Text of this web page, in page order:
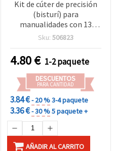
Kit de cúter de precisión
(bisturí) para
manualidades con 13
cuchillas y caja de
Sku: 506823
4.80€ 1-2 paquete
DESCUENTOS
PARA CANTIDAD
3.84 €- 20 %3-4 paquete
3.36 €- 30 %5 paquete +
AÑADIR AL CARRITO